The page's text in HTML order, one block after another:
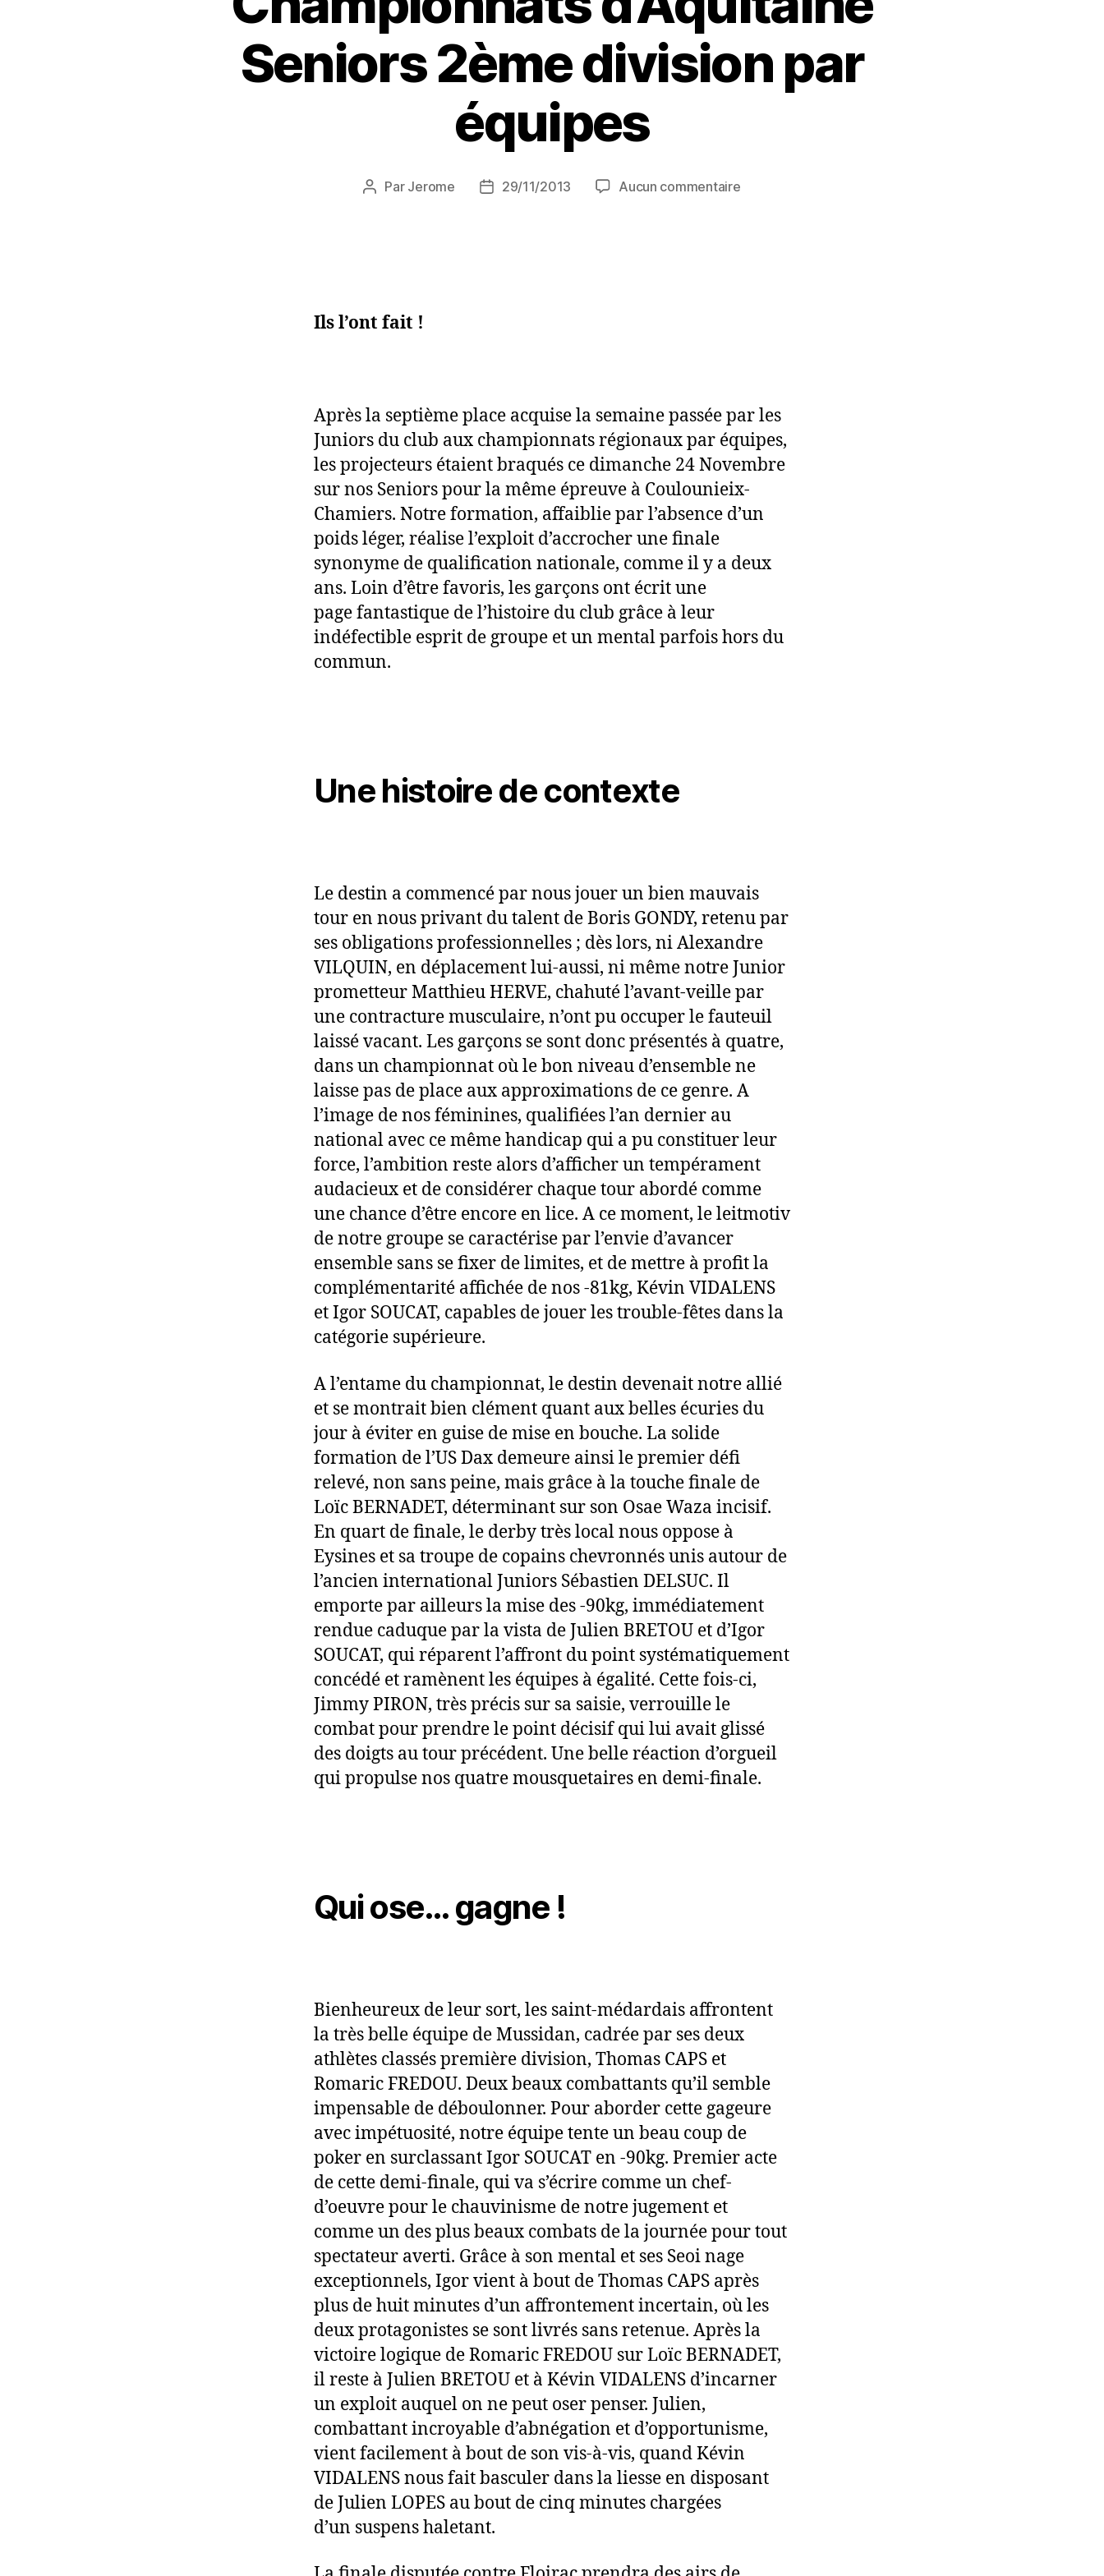
Seniors 2ème division par
équipes
Par Jerome 29/11/2013 Aucun commentaire
Ils l’ont fait !
Après la septième place acquise la semaine passée par les
Juniors du club aux championnats régionaux par équipes,
les projecteurs étaient braqués ce dimanche 24 Novembre
sur nos Seniors pour la même épreuve à Coulounieix-
Chamiers. Notre formation, affaiblie par l’absence d’un
poids léger, réalise l’exploit d’accrocher une finale
synonyme de qualification nationale, comme il y a deux
ans. Loin d’être favoris, les garçons ont écrit une
page fantastique de l’histoire du club grâce à leur
indéfectible esprit de groupe et un mental parfois hors du
commun.
Une histoire de contexte
Le destin a commencé par nous jouer un bien mauvais
tour en nous privant du talent de Boris GONDY, retenu par
ses obligations professionnelles ; dès lors, ni Alexandre
VILQUIN, en déplacement lui-aussi, ni même notre Junior
prometteur Matthieu HERVE, chahuté l’avant-veille par
une contracture musculaire, n’ont pu occuper le fauteuil
laissé vacant. Les garçons se sont donc présentés à quatre,
dans un championnat où le bon niveau d’ensemble ne
laisse pas de place aux approximations de ce genre. A
l’image de nos féminines, qualifiées l’an dernier au
national avec ce même handicap qui a pu constituer leur
force, l’ambition reste alors d’afficher un tempérament
audacieux et de considérer chaque tour abordé comme
une chance d’être encore en lice. A ce moment, le leitmotiv
de notre groupe se caractérise par l’envie d’avancer
ensemble sans se fixer de limites, et de mettre à profit la
complémentarité affichée de nos -81kg, Kévin VIDALENS
et Igor SOUCAT, capables de jouer les trouble-fêtes dans la
catégorie supérieure.
A l’entame du championnat, le destin devenait notre allié
et se montrait bien clément quant aux belles écuries du
jour à éviter en guise de mise en bouche. La solide
formation de l’US Dax demeure ainsi le premier défi
relevé, non sans peine, mais grâce à la touche finale de
Loïc BERNADET, déterminant sur son Osae Waza incisif.
En quart de finale, le derby très local nous oppose à
Eysines et sa troupe de copains chevronnés unis autour de
l’ancien international Juniors Sébastien DELSUC. Il
emporte par ailleurs la mise des -90kg, immédiatement
rendue caduque par la vista de Julien BRETOU et d’Igor
SOUCAT, qui réparent l’affront du point systématiquement
concédé et ramènent les équipes à égalité. Cette fois-ci,
Jimmy PIRON, très précis sur sa saisie, verrouille le
combat pour prendre le point décisif qui lui avait glissé
des doigts au tour précédent. Une belle réaction d’orgueil
qui propulse nos quatre mousquetaires en demi-finale.
Qui ose… gagne !
Bienheureux de leur sort, les saint-médardais affrontent
la très belle équipe de Mussidan, cadrée par ses deux
athlètes classés première division, Thomas CAPS et
Romaric FREDOU. Deux beaux combattants qu’il semble
impensable de déboulonner. Pour aborder cette gageure
avec impétuosité, notre équipe tente un beau coup de
poker en surclassant Igor SOUCAT en -90kg. Premier acte
de cette demi-finale, qui va s’écrire comme un chef-
d’oeuvre pour le chauvinisme de notre jugement et
comme un des plus beaux combats de la journée pour tout
spectateur averti. Grâce à son mental et ses Seoi nage
exceptionnels, Igor vient à bout de Thomas CAPS après
plus de huit minutes d’un affrontement incertain, où les
deux protagonistes se sont livrés sans retenue. Après la
victoire logique de Romaric FREDOU sur Loïc BERNADET,
il reste à Julien BRETOU et à Kévin VIDALENS d’incarner
un exploit auquel on ne peut oser penser. Julien,
combattant incroyable d’abnégation et d’opportunisme,
vient facilement à bout de son vis-à-vis, quand Kévin
VIDALENS nous fait basculer dans la liesse en disposant
de Julien LOPES au bout de cinq minutes chargées
d’un suspens haletant.